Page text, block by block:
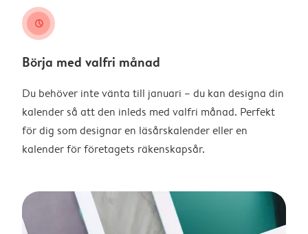
clock
Börja med valfri månad
Du behöver inte vänta till januari – du kan designa din
kalender så att den inleds med valfri månad. Perfekt
för dig som designar en läsårskalender eller en
kalender för företagets räkenskapsår.